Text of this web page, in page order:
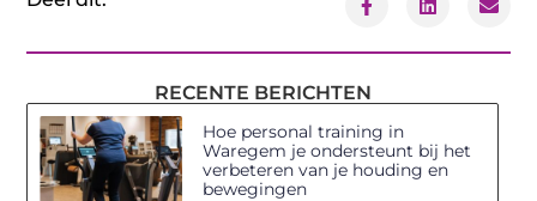
RECENTE BERICHTEN
Hoe personal training in
Waregem je ondersteunt bij het
verbeteren van je houding en
bewegingen